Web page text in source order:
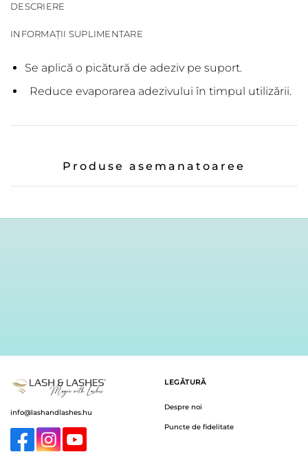
DESCRIERE
INFORMAȚII SUPLIMENTARE
Se aplică o picătură de adeziv pe suport.
Reduce evaporarea adezivului în timpul utilizării.
Produse asemanatoaree
info@lashandlashes.hu
LEGĂTURĂ
Despre noi
Puncte de fidelitate